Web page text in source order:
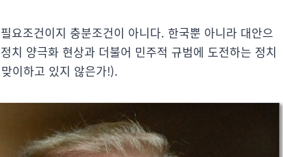
요조건이지 충분조건이 아니다. 한국뿐 아니라 대안으
치 양극화 현상과 더불어 민주적 규범에 도전하는 정치
이하고 있지 않은가!).